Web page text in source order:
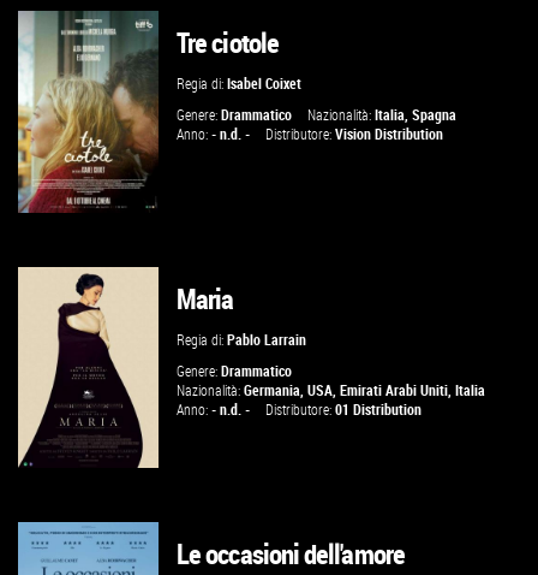
TROVA IL CINEMA
VAI ALLA SCHEDA
Tre ciotole
Regia di:Isabel Coixet
Genere:Drammatico Nazionalità:Italia,Spagna
Anno:- n.d. - Distributore:Vision Distribution
GUARDA IL TRAILER
Maria
Regia di:Pablo Larrain
Genere:Drammatico
Nazionalità:Germania ,USA ,Emirati Arabi Uniti ,Italia
Anno:- n.d. - Distributore:01 Distribution
Le occasioni dell'amore